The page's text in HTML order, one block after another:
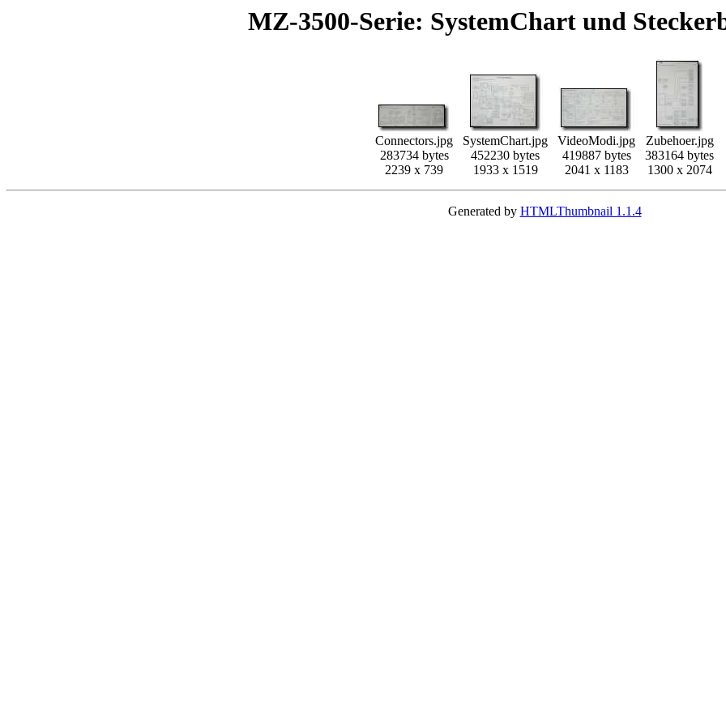
MZ-3500-Serie: SystemChart und
Connectors.jpg
283734 bytes
2239 x 739
SystemChart.jpg
452230 bytes
1933 x 1519
VideoModi.jpg
419887 bytes
2041 x 1183
Zubehoer.jpg
383164 bytes
1300 x 2074
Generated by HTMLThumbnail 1.1.4